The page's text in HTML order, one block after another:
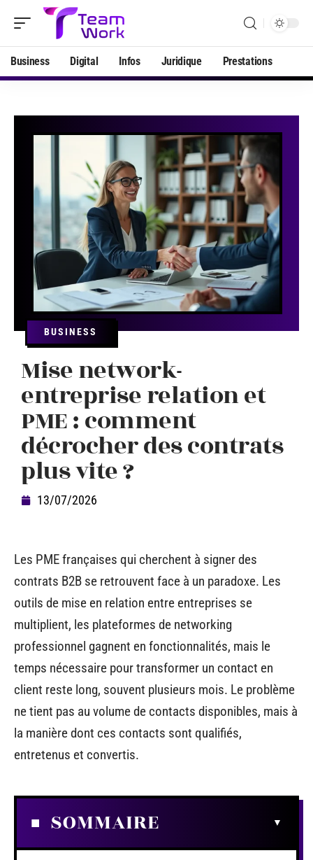
Business Digital Infos Juridique Prestations
BUSINESS
Mise network-
entreprise relation et
PME : comment
décrocher des contrats
plus vite ?
13/07/2026
Les PME françaises qui cherchent à signer des
contrats B2B se retrouvent face à un paradoxe. Les
outils de mise en relation entre entreprises se
multiplient, les plateformes de networking
professionnel gagnent en fonctionnalités, mais le
temps nécessaire pour transformer un contact en
client reste long, souvent plusieurs mois. Le problème
ne tient pas au volume de contacts disponibles, mais à
la manière dont ces contacts sont qualifiés,
entretenus et convertis.
SOMMAIRE